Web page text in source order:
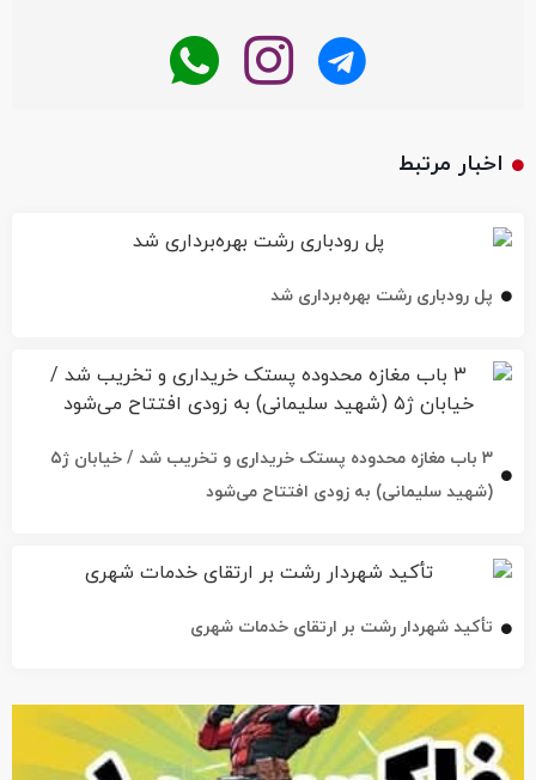
پل رودباری رشت بهره‌برداری شد
تأکید شهردار رشت بر ارتقای خدمات شهری